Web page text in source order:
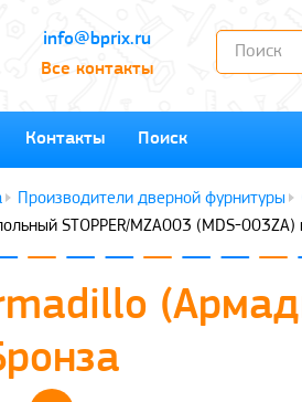
info@bprix.ru
Все контакты
Контакты Поиск
Производители дверной фурнитуры
STOPPER/MZA003 (MDS-